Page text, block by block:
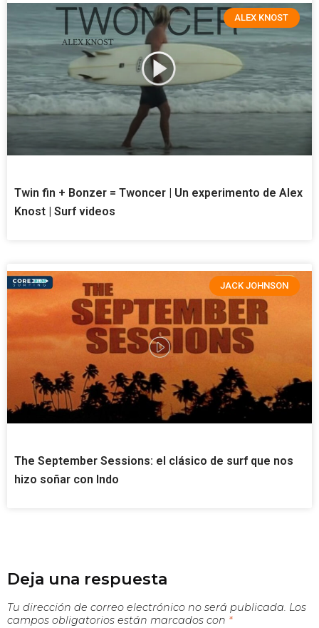
ALEX KNOST
Twin fin + Bonzer = Twoncer | Un experimento de Alex
Knost | Surf videos
JACK JOHNSON
The September Sessions: el clásico de surf que nos
hizo soñar con Indo
Deja una respuesta
Tu dirección de correo electrónico no será publicada. Los
campos obligatorios están marcados con *